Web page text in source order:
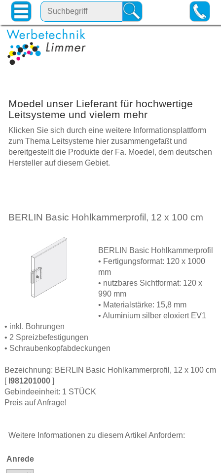
Moedel unser Lieferant für hochwertige
Leitsysteme und vielem mehr
Klicken Sie sich durch eine weitere Informationsplattform
zum Thema Leitsysteme hier zusammengefaßt und
bereitgestellt die Produkte der Fa. Moedel, dem deutschen
Hersteller auf diesem Gebiet.
BERLIN Basic Hohlkammerprofil, 12 x 100 cm
BERLIN Basic Hohlkammerprofil
• Fertigungsformat: 120 x 1000
mm
• nutzbares Sichtformat: 120 x
990 mm
• Materialstärke: 15,8 mm
• Aluminium silber eloxiert EV1
• inkl. Bohrungen
• 2 Spreizbefestigungen
• Schraubenkopfabdeckungen
Bezeichnung: BERLIN Basic Hohlkammerprofil, 12 x 100 cm
[ I981201000 ]
Gebindeeinheit: 1 STÜCK
Preis auf Anfrage!
Weitere Informationen zu diesem Artikel Anfordern:
Anrede